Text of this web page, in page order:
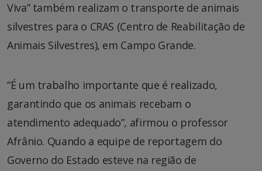
Viva” também realizam o transporte de animais
silvestres para o CRAS (Centro de Reabilitação de
Animais Silvestres), em Campo Grande.
“É um trabalho importante que é realizado,
garantindo que os animais recebam o
atendimento adequado”, afirmou o professor
Afrânio. Quando a equipe de reportagem do
Governo do Estado esteve na região de